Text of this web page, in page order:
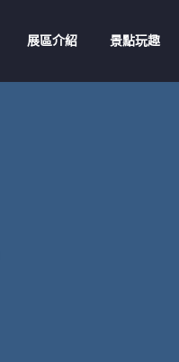
展區介紹 景點玩趣